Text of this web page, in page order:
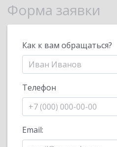
Форма заявки
Как к вам обращаться?
Телефон
Email: